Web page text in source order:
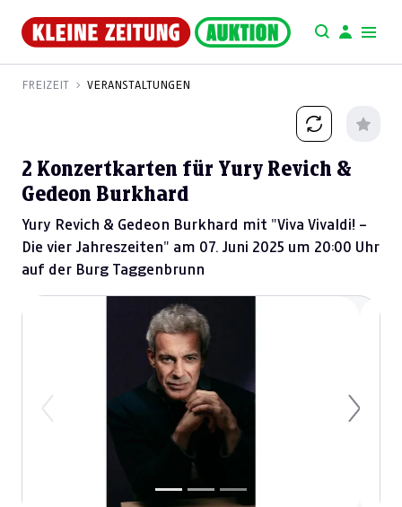
FREIZEIT VERANSTALTUNGEN
2 Konzertkarten für Yury Revich &
Gedeon Burkhard
Yury Revich & Gedeon Burkhard mit "Viva Vivaldi! –
Die vier Jahreszeiten" am 07. Juni 2025 um 20:00 Uhr
auf der Burg Taggenbrunn
Previous Next